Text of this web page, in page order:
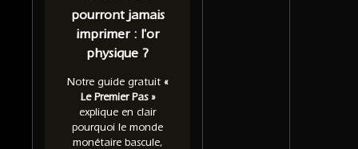
pourront jamais
imprimer : l'or
physique ?
Notre guide gratuit «
Le Premier Pas »
explique en clair
pourquoi le monde
monétaire bascule,